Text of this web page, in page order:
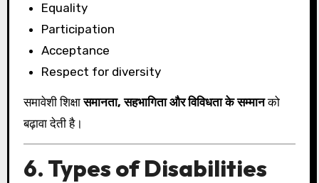
Equality
Participation
Acceptance
Respect for diversity
समावेशी शिक्षासमानता, सहभागिता और विविधता के सम्मानको
बढ़ावा देती है।
6. Types of Disabilities